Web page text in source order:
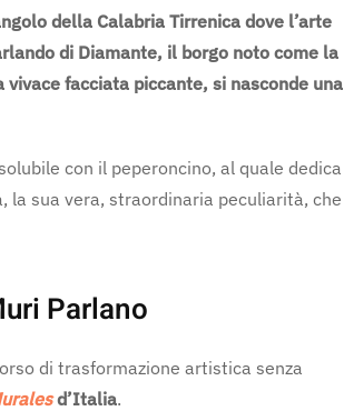
della Calabria Tirrenica dove l’arte
di Diamante, il borgo noto come la
facciata piccante, si nasconde una
con il peperoncino, al quale dedica
sua vera, straordinaria peculiarità, che
Parlano
di trasformazione artistica senza
d’Italia.